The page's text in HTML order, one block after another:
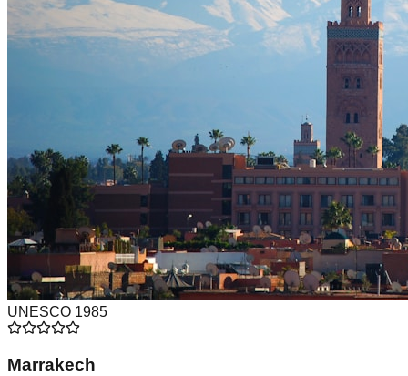
UNESCO 1985
Marrakech